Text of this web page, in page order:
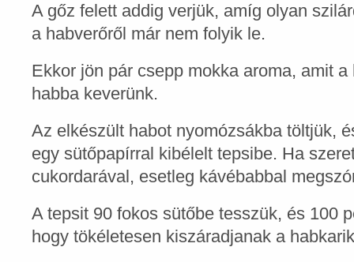
A gőz felett addig verjük, amíg olyan
a habverőről már nem folyik le.
Ekkor jön pár csepp mokka aroma, amit
habba keverünk.
Az elkészült habot nyomózsákba töltjük,
egy sütőpapírral kibélelt tepsibe. Ha
cukordarával, esetleg kávébabbal
A tepsit 90 fokos sütőbe tesszük, és 100
hogy tökéletesen kiszáradjanak a